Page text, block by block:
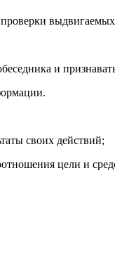
выдвигаемых
и
своих действий;
цели и